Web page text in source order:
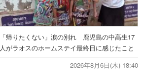
「帰りたくない」涙の別れ 鹿児島の中高生17
人がラオスのホームステイ最終日に感じたこと
2026年8月6日(木) 18:40